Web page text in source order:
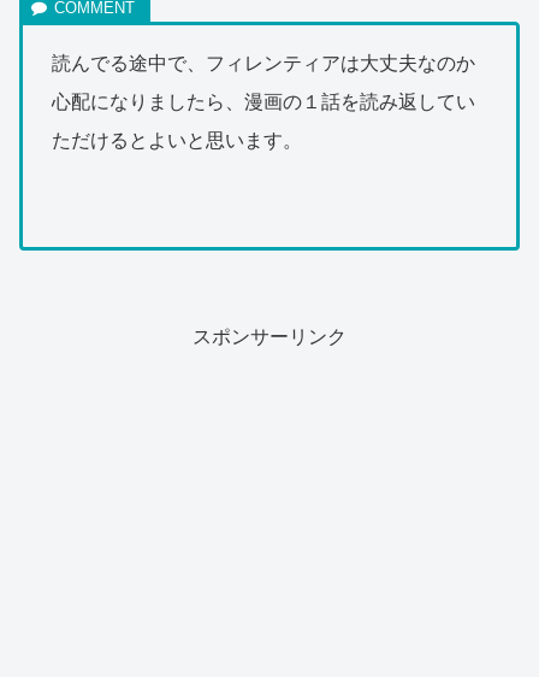
読んでる途中で、フィレンティアは大丈夫なのか
心配になりましたら、漫画の１話を読み返してい
ただけるとよいと思います。
スポンサーリンク